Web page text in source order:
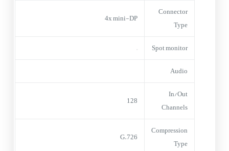
Connector
Type
4x mini-DP
Spot monitor
–
Audio
In/Out
Channels
128
Compression
Type
G.726